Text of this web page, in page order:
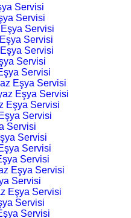
Servisi
Servisi
Servisi
Servisi
Servisi
Servisi
Servisi
Eşya Servisi
Eşya Servisi
Eşya Servisi
Servisi
Servisi
Servisi
Servisi
Servisi
Eşya Servisi
Servisi
Eşya Servisi
Servisi
Servisi